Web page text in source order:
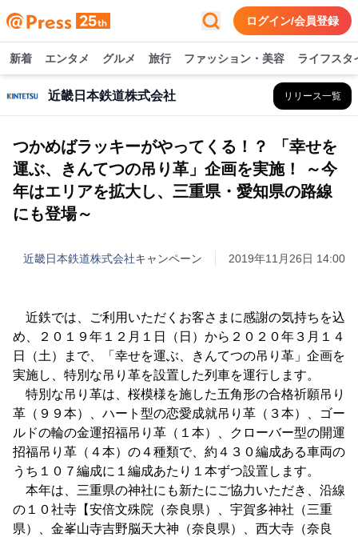
ログイン/会員登録
新着 エンタメ グルメ 旅行 ファッション・美容 ライフスタ
近畿日本鉄道株式会社 リリース一覧
つかめばラッキーがやってくる！？ 「幸せを
運ぶ、きんてつの吊り革」企画を実施！ ～今
年はエリアを拡大し、三重県・愛知県の路線
にも登場～
近畿日本鉄道株式会社キャンペーン 2019年11月26日 14:00
近鉄では、ご利用いただくお客さまに感謝の気持ちを込
め、２０１９年１２月１日（日）から２０２０年３月１４
日（土）まで、「幸せを運ぶ、きんてつの吊り革」企画を
実施し、特別な吊り革を設置した列車を運行します。
特別な吊り革は、桜模様を施した五角形の合格祈願吊り
革（９９本）、ハート型の恋愛成就吊り革（３本）、ゴー
ルドの輪の金運招福吊り革（１本）、クローバー型の開運
招福吊り革（４本）の４種類で、約４３０編成ある車両の
うち１０７編成に１編成あたり１本ずつ設置します。
本年は、三重県の神社にも新たにご協力いただき、沿線
の１０社寺【安倍文殊院（奈良県）、宇賀多神社（三重
県）、金峯山寺吉野脳天大神（奈良県）、西大寺（奈良